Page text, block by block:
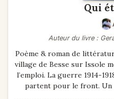
Qui
Auteur du livre :
Poème & roman de littérature Joseph, un jeune
village de Besse sur Issole
l’emploi. La guerre 1914-1918 est déclarée. Les conscrits
partent pour le front. Un lieutenant, maître d’école,